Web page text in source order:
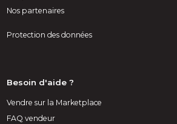
Nos partenaires
Protection des données
Besoin d'aide ?
Vendre sur la Marketplace
FAQ vendeur